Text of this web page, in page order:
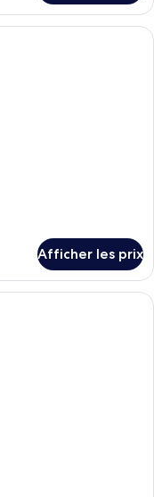
| Minibar, coffre-
Afficher les prix
| Minibar, coffre-fort,